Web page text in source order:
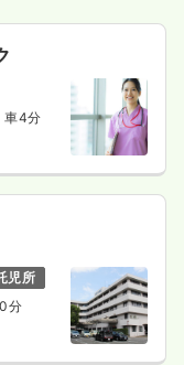
車4分
児所
分